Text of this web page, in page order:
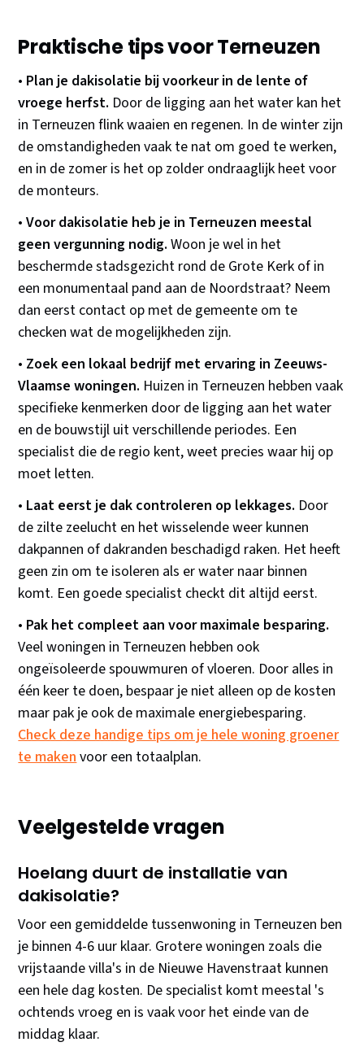
Praktische tips voor Terneuzen
• Plan je dakisolatie bij voorkeur in de lente of
vroege herfst. Door de ligging aan het water kan het
in Terneuzen flink waaien en regenen. In de winter zijn
de omstandigheden vaak te nat om goed te werken,
en in de zomer is het op zolder ondraaglijk heet voor
de monteurs.
•Voor dakisolatie heb je in Terneuzen meestal
geen vergunning nodig. Woon je wel in het
beschermde stadsgezicht rond de Grote Kerk of in
een monumentaal pand aan de Noordstraat? Neem
dan eerst contact op met de gemeente om te
checken wat de mogelijkheden zijn.
• Zoek een lokaal bedrijf met ervaring in Zeeuws-
Vlaamse woningen. Huizen in Terneuzen hebben vaak
specifieke kenmerken door de ligging aan het water
en de bouwstijl uit verschillende periodes. Een
specialist die de regio kent, weet precies waar hij op
moet letten.
• Laat eerst je dak controleren op lekkages. Door
de zilte zeelucht en het wisselende weer kunnen
dakpannen of dakranden beschadigd raken. Het heeft
geen zin om te isoleren als er water naar binnen
komt. Een goede specialist checkt dit altijd eerst.
• Pak het compleet aan voor maximale besparing.
Veel woningen in Terneuzen hebben ook
ongeïsoleerde spouwmuren of vloeren. Door alles in
één keer te doen, bespaar je niet alleen op de kosten
maar pak je ook de maximale energiebesparing.
Check deze handige tips om je hele woning groener
te makenvoor een totaalplan.
Veelgestelde vragen
Hoelang duurt de installatie van
dakisolatie?
Voor een gemiddelde tussenwoning in Terneuzen ben
je binnen 4-6 uur klaar. Grotere woningen zoals die
vrijstaande villa's in de Nieuwe Havenstraat kunnen
een hele dag kosten. De specialist komt meestal 's
ochtends vroeg en is vaak voor het einde van de
middag klaar.